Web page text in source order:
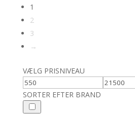
vælges
på
1
2
3
→
VÆLG PRISNIVEAU
SORTER EFTER BRAND